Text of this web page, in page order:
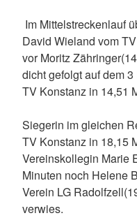
Im Mittelstreckenlauf
David Wieland vom
vor Moritz
dicht gefolgt auf dem
TV Konstanz in 14,51
Siegerin im gleichen
TV Konstanz in 18,15
Vereinskollegin Marie
Minuten noch Helene
Verein LG
verwies.